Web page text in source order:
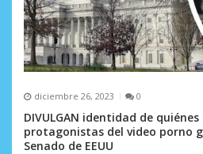
diciembre 26, 2023 0
DIVULGAN identidad de
protagonistas del video porno
Senado de EEUU